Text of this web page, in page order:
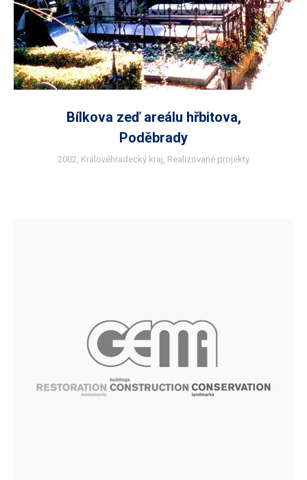
Bílkova zeď areálu hřbitova,
Poděbrady
2002 Královéhradecký kraj Realizované projekty